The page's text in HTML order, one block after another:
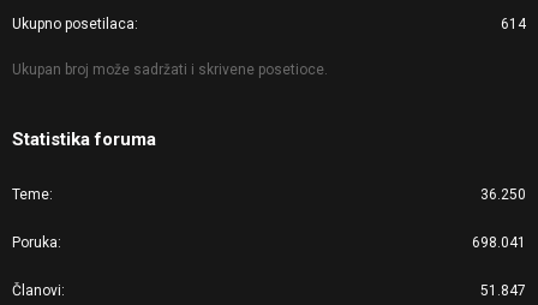
Ukupno posetilaca 614
Ukupan broj može sadržati i skrivene posetioce.
Statistika foruma
Teme 36.250
Poruka 698.041
Članovi 51.847